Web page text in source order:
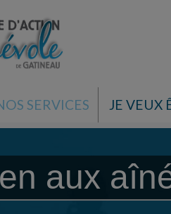
SERVICES JE VEUX
aux